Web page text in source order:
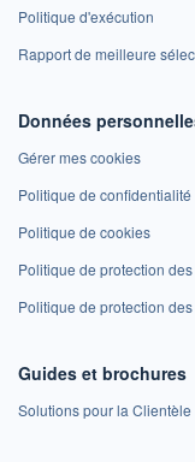
Politique d'exécution
Rapport de meilleure
Données
Gérer mes cookies
Politique de confidentialité
Politique de cookies
Politique de protection
Politique de protection
Guides et brochures
Solutions pour la Clientèle